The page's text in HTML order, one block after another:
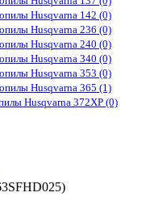
Husqvarna 142 (0)
Husqvarna 236 (0)
Husqvarna 240 (0)
Husqvarna 340 (0)
Husqvarna 353 (0)
Husqvarna 365 (1)
Husqvarna 372XP (0)